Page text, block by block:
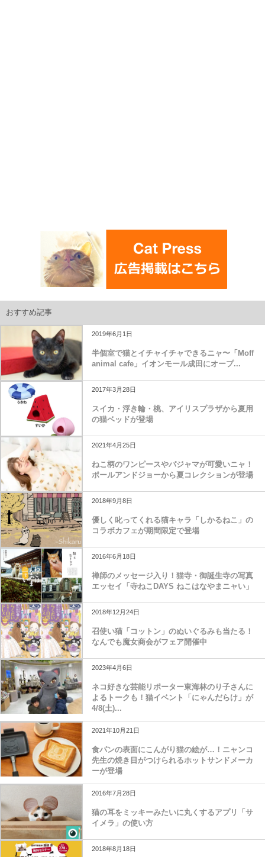
おすすめ記事
2019年6月1日
半個室で猫とイチャイチャできるニャ〜「Moff
animal cafe」イオンモール成田にオープ...
2017年3月28日
スイカ・浮き輪・桃、アイリスプラザから夏用
の猫ベッドが登場
2021年4月25日
ねこ柄のワンピースやパジャマが可愛いニャ！
ポールアンドジョーから夏コレクションが登場
2018年9月8日
優しく叱ってくれる猫キャラ「しかるねこ」の
コラボカフェが期間限定で登場
2016年6月18日
禅師のメッセージ入り！猫寺・御誕生寺の写真
エッセイ「寺ねこDAYS ねこはなやまニャい」
2018年12月24日
召使い猫「コットン」のぬいぐるみも当たる！
なんでも魔女商会がフェア開催中
2023年4月6日
ネコ好きな芸能リポーター東海林のり子さんに
よるトークも！猫イベント「にゃんだらけ」が
4/8(土)...
2021年10月21日
食パンの表面にこんがり猫の絵が…！ニャンコ
先生の焼き目がつけられるホットサンドメーカ
ーが登場
2016年7月28日
猫の耳をミッキーみたいに丸くするアプリ「サ
イメラ」の使い方
2018年8月18日